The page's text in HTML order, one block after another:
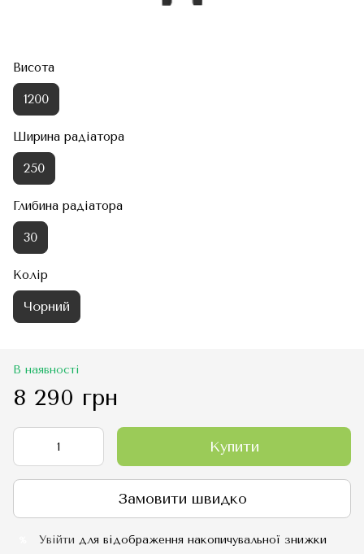
Висота
1200
Ширина радіатора
250
Глибина радіатора
30
Колір
Чорний
В наявності
8 290 грн
Купити
Замовити швидко
Увійти для відображення накопичувальної знижки